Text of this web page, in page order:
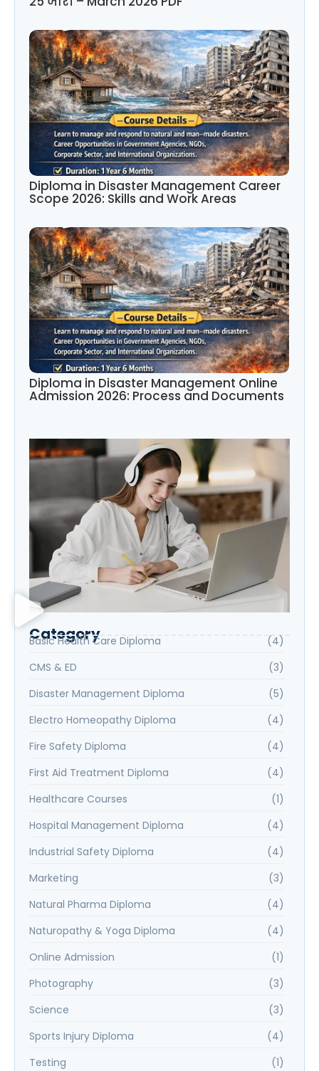
Diploma in Disaster Management Career
Scope 2026: Skills and Work Areas
Diploma in Disaster Management Online
Admission 2026: Process and Documents
Category
Basic Health Care Diploma
(4)
CMS & ED
(3)
Disaster Management Diploma
(5)
Electro Homeopathy Diploma
(4)
Fire Safety Diploma
(4)
First Aid Treatment Diploma
(4)
Healthcare Courses
(1)
Hospital Management Diploma
(4)
Industrial Safety Diploma
(4)
Marketing
(3)
Natural Pharma Diploma
(4)
Naturopathy & Yoga Diploma
(4)
Online Admission
(1)
Photography
(3)
Science
(3)
Sports Injury Diploma
(4)
Testing
(1)